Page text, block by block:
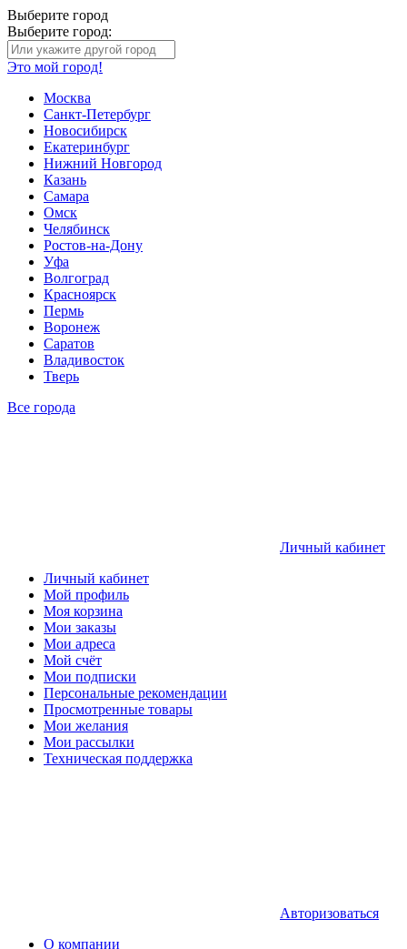
Выберите город
Выберите город:
Это мой город!
Москва
Санкт-Петербург
Новосибирск
Екатеринбург
Нижний Новгород
Казань
Самара
Омск
Челябинск
Ростов-на-Дону
Уфа
Волгоград
Красноярск
Пермь
Воронеж
Саратов
Владивосток
Тверь
Все города
Личный кабинет
Личный кабинет
Мой профиль
Моя корзина
Мои заказы
Мои адреса
Мой счёт
Мои подписки
Персональные рекомендации
Просмотренные товары
Мои желания
Мои рассылки
Техническая поддержка
Авторизоваться
О компании